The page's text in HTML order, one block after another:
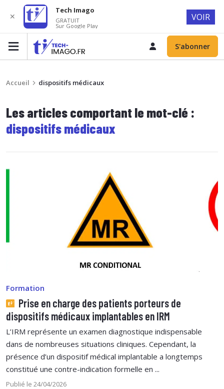
S'abonner
Accueil dispositifs médicaux
Les articles comportant le mot-clé :
dispositifs médicaux
Formation
Prise en charge des patients porteurs de
dispositifs médicaux implantables en IRM
L’IRM représente un examen diagnostique indispensable
dans de nombreuses situations cliniques. Cependant, la
présence d’un dispositif médical implantable a longtemps
constitué une contre-indication formelle en ...
Publié le 24/04/2026
✕
Tech Imago
GRATUIT
Sur Google Play
VOIR